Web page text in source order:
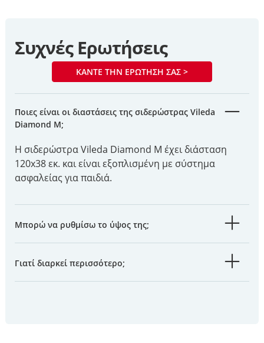
Συχνές Ερωτήσεις
ΚΆΝΤΕ ΤΗΝ ΕΡΏΤΗΣΉ ΣΑΣ >
Ποιες είναι οι διαστάσεις της σιδερώστρας Vileda
Diamond Μ;
Η σιδερώστρα Vileda Diamond Μ έχει διάσταση
120x38 εκ. και είναι εξοπλισμένη με σύστημα
ασφαλείας για παιδιά.
Μπορώ να ρυθμίσω το ύψος της;
Γιατί διαρκεί περισσότερο;